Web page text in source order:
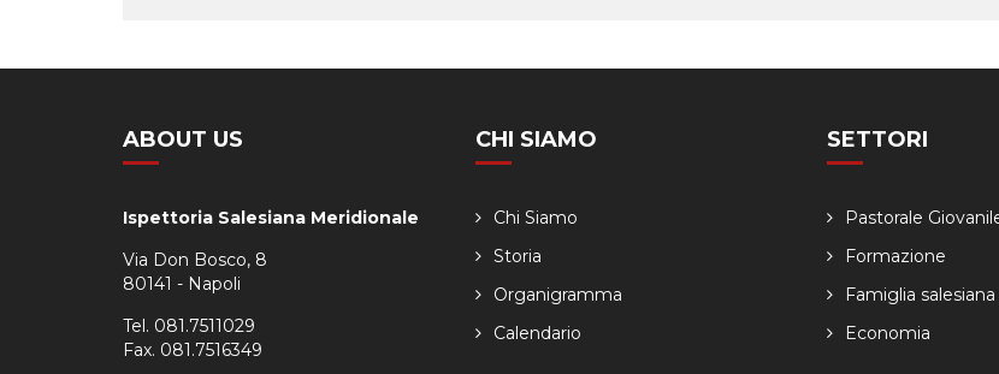
ABOUT US
Ispettoria Salesiana Meridionale
Via Don Bosco, 8
80141 - Napoli
Tel. 081.7511029
Fax. 081.7516349
CHI SIAMO
Chi Siamo
Storia
Organigramma
Calendario
SETTORI
Pastorale
Formazione
Famiglia salesiana
Economia